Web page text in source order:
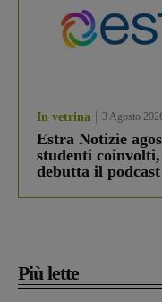
In vetrina 3 Agosto
Estra Notizie
studenti
debutta il
Più lette